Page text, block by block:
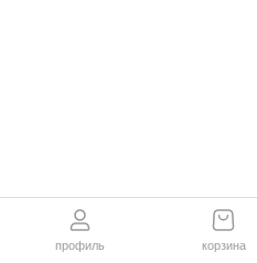
профиль корзина